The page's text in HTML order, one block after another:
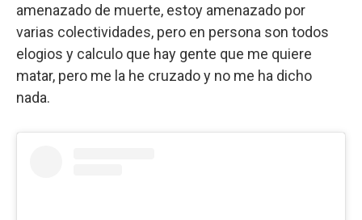
amenazado de muerte, estoy amenazado por
varias colectividades, pero en persona son todos
elogios y calculo que hay gente que me quiere
matar, pero me la he cruzado y no me ha dicho
nada.